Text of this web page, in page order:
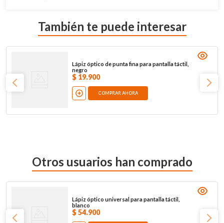
También te puede interesar
Lápiz óptico de punta fina para pantalla táctil,
negro
$ 19.900
COMPRAR AHORA
Otros usuarios han comprado
Lápiz óptico universal para pantalla táctil,
blanco
$ 54.900